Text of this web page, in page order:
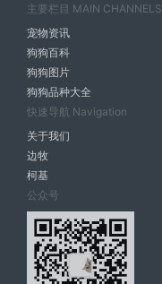
主要栏目 MAIN CHANNELS
宠物资讯
狗狗百科
狗狗图片
狗狗品种大全
快速导航 Navigation
关于我们
边牧
柯基
公众号